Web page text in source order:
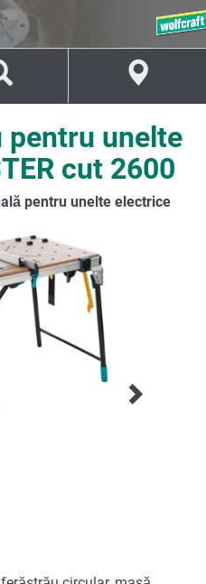
pentru unelte
cut 2600
pentru unelte electrice